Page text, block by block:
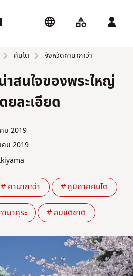
คันโต จังหวัดคานากาว่า
สนใจของพระใหญ่
ยละเอียด
ม 2019
คม 2019
# คานากาว่า # ภูมิภาคคันโต
มาคุระ # สมบัติชาติ